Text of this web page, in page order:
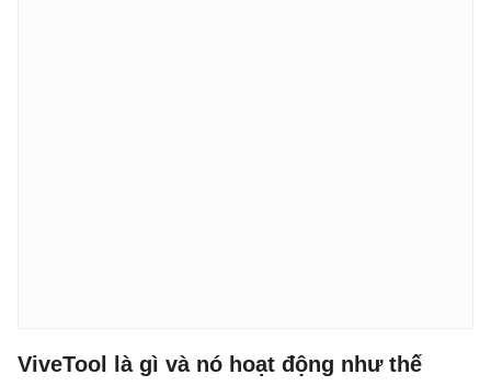
ViveTool là gì và nó hoạt động như thế